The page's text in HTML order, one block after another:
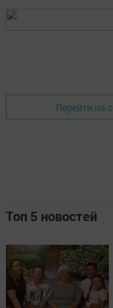
Перейти на
Топ 5 новостей